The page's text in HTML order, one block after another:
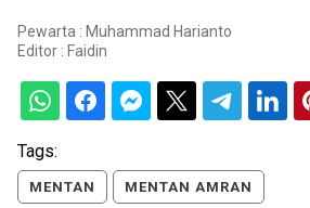
Pewarta : Muhammad Harianto
Editor : Faidin
Tags:
MENTAN MENTAN AMRAN